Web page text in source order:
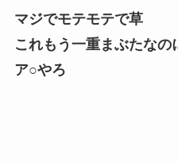
マジでモテモテで草
これもう一重まぶたな
ア○やろ